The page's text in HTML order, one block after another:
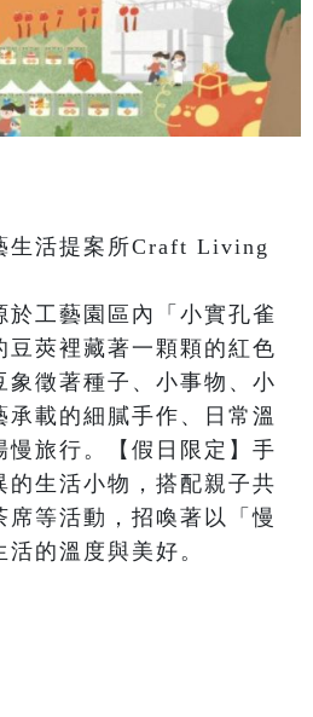
生活提案所Craft Living
於工藝園區內「小實孔雀
豆莢裡藏著一顆顆的紅色
象徵著種子、小事物、小
載的細膩手作、日常溫
慢旅行。【假日限定】手
的生活小物，搭配親子共
席等活動，招喚著以「慢
的溫度與美好。